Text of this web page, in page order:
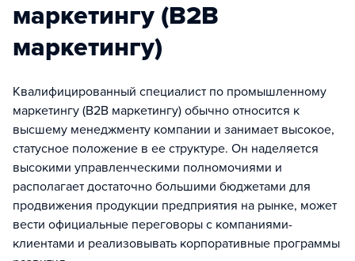
маркетингу (B2B
маркетингу)
Квалифицированный специалист по промышленному
маркетингу (В2В маркетингу) обычно относится к
высшему менеджменту компании и занимает высокое,
статусное положение в ее структуре. Он наделяется
высокими управленческими полномочиями и
располагает достаточно большими бюджетами для
продвижения продукции предприятия на рынке, может
вести официальные переговоры с компаниями-
клиентами и реализовывать корпоративные программы